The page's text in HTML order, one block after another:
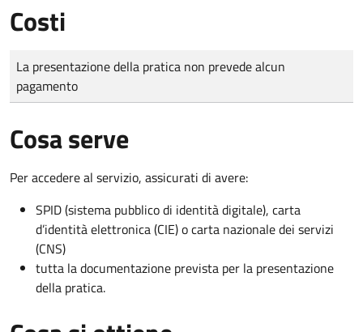
Costi
Tipo di pagamento
Importo
La presentazione della pratica non prevede alcun
pagamento
Cosa serve
Per accedere al servizio, assicurati di avere:
SPID (sistema pubblico di identità digitale), carta
d’identità elettronica (CIE) o carta nazionale dei servizi
(CNS)
tutta la documentazione prevista per la presentazione
della pratica.